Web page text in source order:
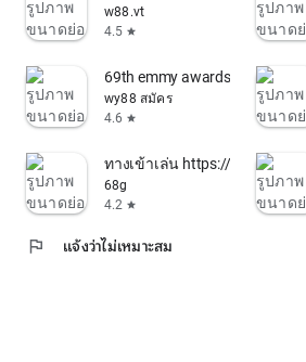
w88.vt
4.5 star
69th emmy awards
wy88 สมัคร
4.6 star
ทางเข้าเล่น https://
68g
4.2 star
flag แจ้งว่าไม่เหมาะสม